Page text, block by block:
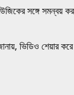
সঙ্গে সমন্বয়
ভিডিও